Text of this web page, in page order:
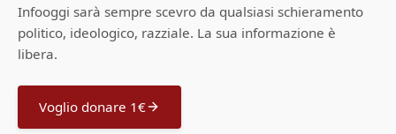
Infooggi sarà sempre scevro da qualsiasi schieramento
politico, ideologico, razziale. La sua informazione è
libera.
Voglio donare 1€